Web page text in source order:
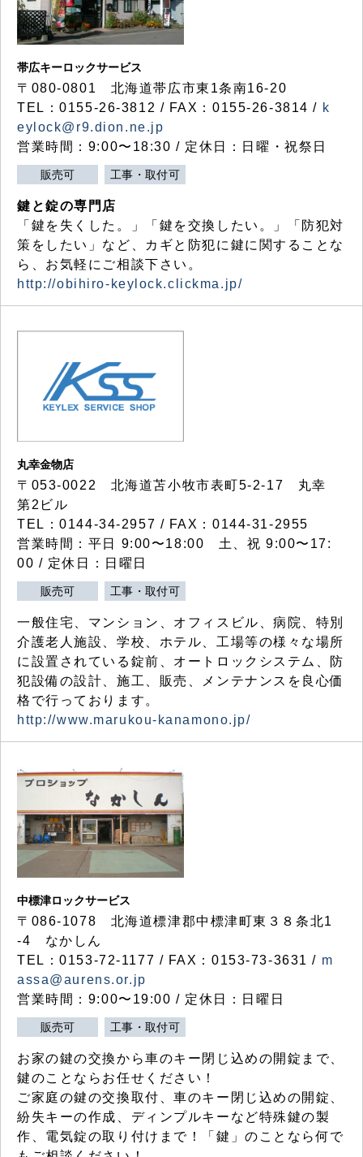
帯広キーロックサービス
〒080-0801 北海道帯広市東1条南16-20
TEL：0155-26-3812 / FAX：0155-26-3814 / k
eylock@r9.dion.ne.jp
営業時間：9:00〜18:30 / 定休日：日曜・祝祭日
販売可 工事・取付可
鍵と錠の専門店
「鍵を失くした。」「鍵を交換したい。」「防犯対
策をしたい」など、カギと防犯に鍵に関することな
ら、お気軽にご相談下さい。
http://obihiro-keylock.clickma.jp/
丸幸金物店
〒053-0022 北海道苫小牧市表町5-2-17 丸幸
第2ビル
TEL：0144-34-2957 / FAX：0144-31-2955
営業時間：平日 9:00〜18:00 土、祝 9:00〜17:
00 / 定休日：日曜日
販売可 工事・取付可
一般住宅、マンション、オフィスビル、病院、特別
介護老人施設、学校、ホテル、工場等の様々な場所
に設置されている錠前、オートロックシステム、防
犯設備の設計、施工、販売、メンテナンスを良心価
格で行っております。
http://www.marukou-kanamono.jp/
中標津ロックサービス
〒086-1078 北海道標津郡中標津町東３８条北1
-4 なかしん
TEL：0153-72-1177 / FAX：0153-73-3631 / m
assa@aurens.or.jp
営業時間：9:00〜19:00 / 定休日：日曜日
販売可 工事・取付可
お家の鍵の交換から車のキー閉じ込めの開錠まで、
鍵のことならお任せください！
ご家庭の鍵の交換取付、車のキー閉じ込めの開錠、
紛失キーの作成、ディンプルキーなど特殊鍵の製
作、電気錠の取り付けまで！「鍵」のことなら何で